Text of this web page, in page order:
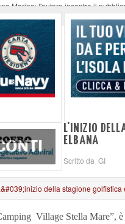
Marina: l'autore incontra il
-06-08-2026
tra clinica e quotidianità a
Taddei. La segnalazione di un
L'INIZIO
ELBANA
Scritto da GI
Village Stella Mare”, è